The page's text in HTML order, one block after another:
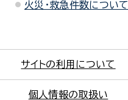
火災・救急件数について
サイトの利用について
個人情報の取扱い